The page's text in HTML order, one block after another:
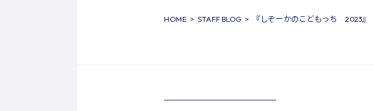
HOME STAFF BLOG 『しぞーかのこどもっち 2023』